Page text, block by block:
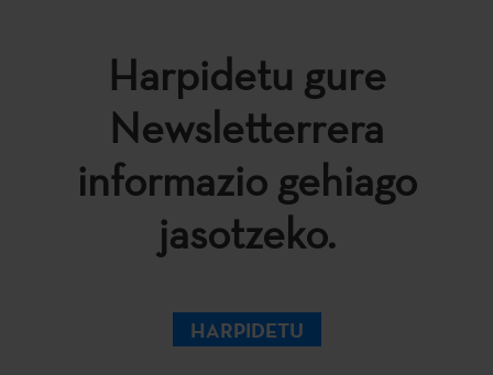
Harpidetu gure
Newsletterrera
informazio gehiago
jasotzeko.
HARPIDETU